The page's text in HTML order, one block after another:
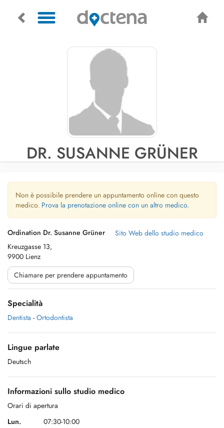
DR. SUSANNE GRÜNER
Non è possibile prendere un appuntamento online con questo
medico. Prova la prenotazione online con un altro medico.
Ordination Dr. Susanne Grüner
Kreuzgasse 13,
9900 Lienz
Sito Web dello studio medico
Chiamare per prendere appuntamento
Specialità
Dentista - Ortodontista
Lingue parlate
Deutsch
Informazioni sullo studio medico
Orari di apertura
Lun.
07:30-10:00